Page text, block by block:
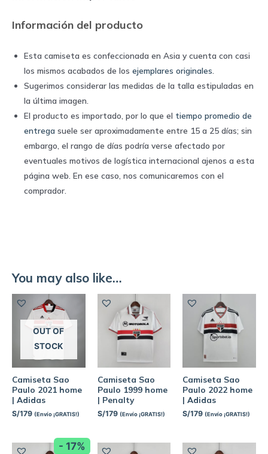
Información del producto
Esta camiseta es confeccionada en Asia y cuenta con casi
los mismos acabados de los ejemplares originales
Sugerimos considerar las medidas de la talla estipuladas en
la última imagen.
El producto es importado, por lo que el tiempo promedio de
entrega suele ser aproximadamente entre 15 a 25 días; sin
embargo, el rango de días podría verse afectado por
eventuales motivos de logística internacional ajenos a esta
página web. En ese caso, nos comunicaremos con el
comprador.
You may also like…
OUT OF
STOCK
Camiseta Sao
Paulo 2021 home
| Adidas
S/179 (Envío ¡GRATIS!)
Camiseta Sao
Paulo 1999 home
| Penalty
S/179 (Envío ¡GRATIS!)
Camiseta Sao
Paulo 2022 home
| Adidas
S/179 (Envío ¡GRATIS!)
- 17%